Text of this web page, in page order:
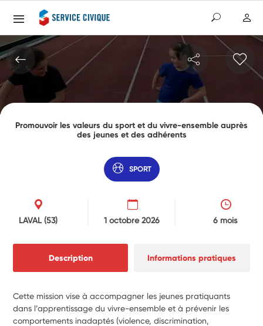
Promouvoir les valeurs du sport et du vivre-ensemble auprès
des jeunes et des adhérents
SPORT
LAVAL (53) 1 octobre 2026 6 mois
Description Informations pratiques
Cette mission vise à accompagner les jeunes pratiquants
dans l’apprentissage du vivre-ensemble et à prévenir les
comportements inadaptés (violence, discrimination,